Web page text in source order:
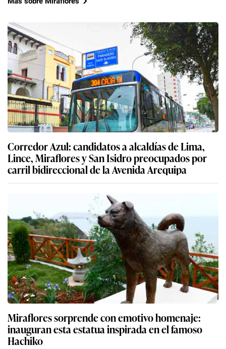
Corredor Azul: candidatos a alcaldías de Lima,
Lince, Miraflores y San Isidro preocupados por
carril bidireccional de la Avenida Arequipa
Miraflores sorprende con emotivo homenaje:
inauguran esta estatua inspirada en el famoso
Hachiko